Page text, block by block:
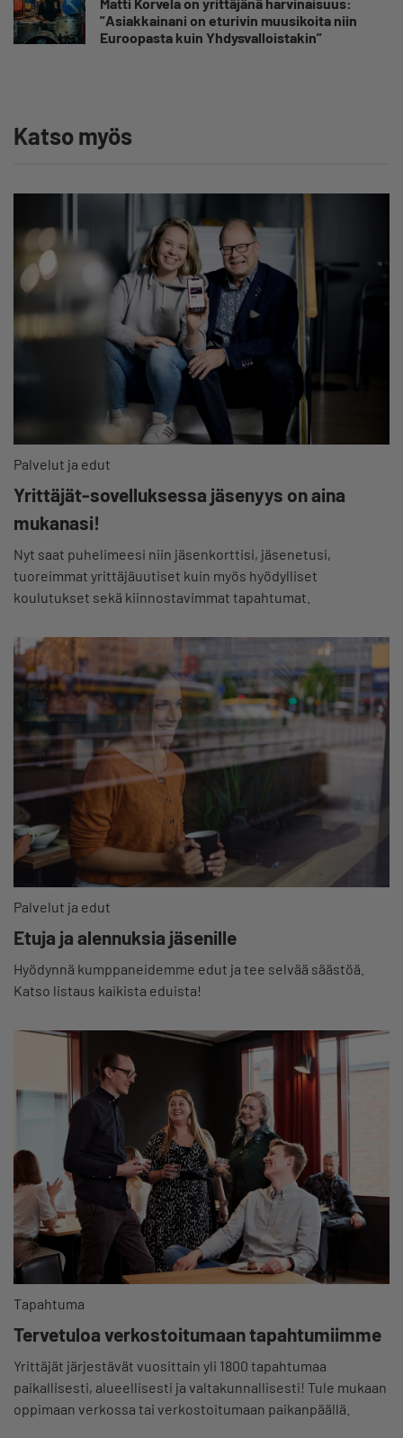
”Asiakkainani on eturivin muusikoita niin
Euroopasta kuin Yhdysvalloistakin”
Katso myös
Palvelut ja edut
Yrittäjät-sovelluksessa jäsenyys on aina
mukanasi!
Nyt saat puhelimeesi niin jäsenkorttisi, jäsenetusi,
tuoreimmat yrittäjäuutiset kuin myös hyödylliset
koulutukset sekä kiinnostavimmat tapahtumat.
Palvelut ja edut
Etuja ja alennuksia jäsenille
Hyödynnä kumppaneidemme edut ja tee selvää säästöä.
Katso listaus kaikista eduista!
Tapahtuma
Tervetuloa verkostoitumaan tapahtumiimme
Yrittäjät järjestävät vuosittain yli 1800 tapahtumaa
paikallisesti, alueellisesti ja valtakunnallisesti! Tule mukaan
oppimaan verkossa tai verkostoitumaan paikanpäällä.